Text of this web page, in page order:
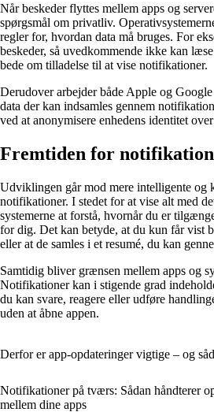
Når beskeder flyttes mellem apps og
spørgsmål om privatliv.
regler for, hvordan data må bruges. For
beskeder, så uvedkommende ikke kan
bede om tilladelse til at vise notifikationer.
Derudover arbejder både Apple og
data der kan indsamles gennem
ved at anonymisere enhedens identitet
Fremtiden for
Udviklingen går mod mere intelligente og
notifikationer. I stedet for at vise alt med
systemerne at forstå, hvornår du er
for dig. Det kan betyde, at du kun får vist
eller at de samles i et resumé, du kan
Samtidig bliver grænsen mellem apps og
Notifikationer kan i stigende grad
du kan svare, reagere eller udføre
uden at åbne appen.
Derfor er app‑opdateringer vigtige – og
Notifikationer på tværs: Sådan håndterer
mellem dine apps